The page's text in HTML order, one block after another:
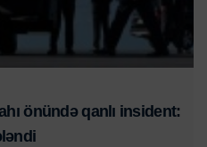
önündə qanlı insident: